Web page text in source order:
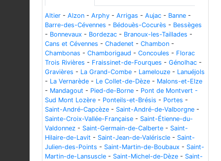
Altier - Alzon - Arphy - Arrigas - Aujac - Banne -
Barre-des-Cévennes - Bédouès-Cocurès - Bessèges
- Bonnevaux - Bordezac - Branoux-les-Taillades -
Cans et Cévennes - Chadenet - Chambon -
Chambonas - Chamborigaud - Concoules - Florac
Trois Rivières - Fraissinet-de-Fourques - Génolhac -
Gravières - La Grand-Combe - Lamelouze - Lanuéjols
- La Vernarède - Le Collet-de-Dèze - Malons-et-Elze
- Mandagout - Pied-de-Borne - Pont de Montvert -
Sud Mont Lozère - Ponteils-et-Brésis - Portes -
Saint-André-Capcèze - Saint-André-de-Valborgne -
Sainte-Croix-Vallée-Française - Saint-Étienne-du-
Valdonnez - Saint-Germain-de-Calberte - Saint-
Hilaire-de-Lavit - Saint-Jean-de-Valériscle - Saint-
Julien-des-Points - Saint-Martin-de-Boubaux - Saint-
Martin-de-Lansuscle - Saint-Michel-de-Dèze - Saint-